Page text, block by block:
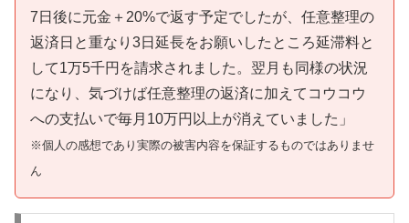
7日後に元金＋20%で返す予定でしたが、任意整理の
返済日と重なり3日延長をお願いしたところ延滞料と
して1万5千円を請求されました。翌月も同様の状況
になり、気づけば任意整理の返済に加えてコウコウ
への支払いで毎月10万円以上が消えていました」
※個人の感想であり実際の被害内容を保証するものではありませ
ん